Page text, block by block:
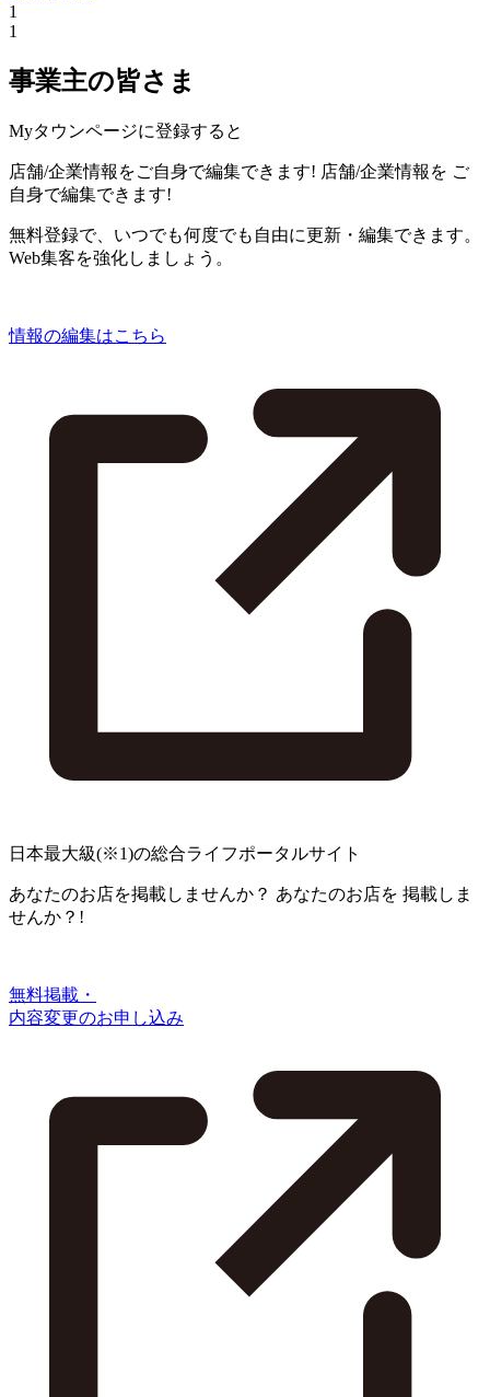
1
1
事業主の皆さま
Myタウンページに登録すると
店舗/企業情報をご自身で編集できます! 店舗/企業情報を ご
自身で編集できます!
無料登録で、いつでも何度でも自由に更新・編集できます。
Web集客を強化しましょう。
情報の編集はこちら
日本最大級(※1)の総合ライフポータルサイト
あなたのお店を掲載しませんか？ あなたのお店を 掲載しま
せんか？!
無料掲載・
内容変更のお申し込み